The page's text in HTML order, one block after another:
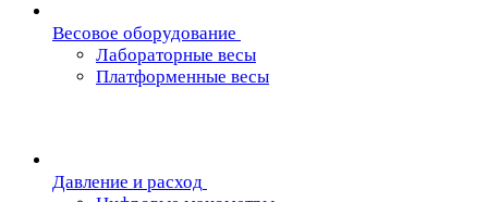
Весовое оборудование
Лабораторные весы
Платформенные весы
Давление и расход